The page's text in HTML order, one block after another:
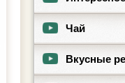
Чай
Вкусные